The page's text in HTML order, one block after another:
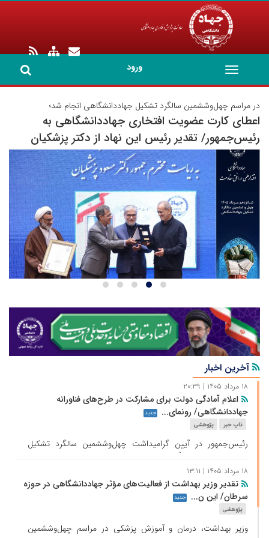
ورود
Toggle
navigation
در مراسم چهل‌وششمین سالگرد تشکیل جهاددانشگاهی انجام شد؛
اعطای کارت عضویت افتخاری جهاددانشگاهی به
رئیس‌جمهور/ تقدیر رئیس این نهاد از دکتر پزشکیان
آخرین اخبار
۱۸ مرداد ۱۴۰۵ | ۲۰:۳۹
اعلام آمادگی دولت برای مشارکت در طرح‌های فناورانه
جهاددانشگاهی/ رونمای...
جدید
تاپ خبر پژوهشی
رئیس‌جمهور در آیین گرامیداشت چهل‌وششمین سالگرد تشکیل
جهاددانشگاهی با تأکید بر ظرفیت‌های علمی، فناورانه و نیروی
انسانی جهاددانشگاهی، از آمادگی دولت برای مشارکت با این نهاد در
طرح حکمرانی محله‌محور و طرح‌های فناورانه خبر داد و گفت:
جهاددانشگاهی می‌تواند با توانمندسازی جوانان، ظرفیت‌های علمی و
روحیه جهادی خود را برای حل مسائل و مشکلات کشور به کار گیرد.
۱۸ مرداد ۱۴۰۵ | ۱۳:۱۱
تقدیر وزیر بهداشت از فعالیت‌های مؤثر جهاددانشگاهی در حوزه
سرطان/ این ن...
جدید
پژوهشی
وزیر بهداشت، درمان و آموزش پزشکی در مراسم چهل‌وششمین